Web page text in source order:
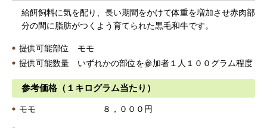
給餌飼料に気を配り、長い期間をかけて体重を増加させ赤肉部
分の間に脂肪がつくよう育てられた黒毛和牛です。
提供可能部位 モモ
提供可能数量 いずれかの部位を参加者１人１００グラム程度
参考価格（１キログラム当たり）
モモ ８，０００円